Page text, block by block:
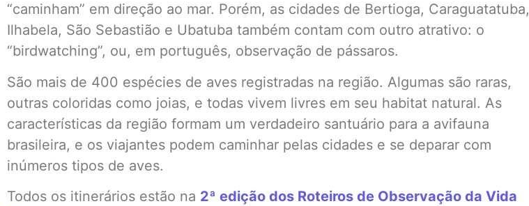
“caminham” em direção ao mar. Porém, as cidades de Bertioga, Caraguatatuba,
Ilhabela, São Sebastião e Ubatuba também contam com outro atrativo: o
“birdwatching”, ou, em português, observação de pássaros.
São mais de 400 espécies de aves registradas na região. Algumas são raras,
outras coloridas como joias, e todas vivem livres em seu habitat natural. As
características da região formam um verdadeiro santuário para a avifauna
brasileira, e os viajantes podem caminhar pelas cidades e se deparar com
inúmeros tipos de aves.
Todos os itinerários estão na 2ª edição dos Roteiros de Observação da Vida